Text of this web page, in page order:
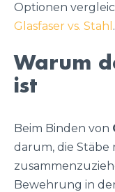
Optionen
Glasfaser vs. Stahl .
Warum
ist
Beim Binden von
darum, die Stäbe
Bewehrung in